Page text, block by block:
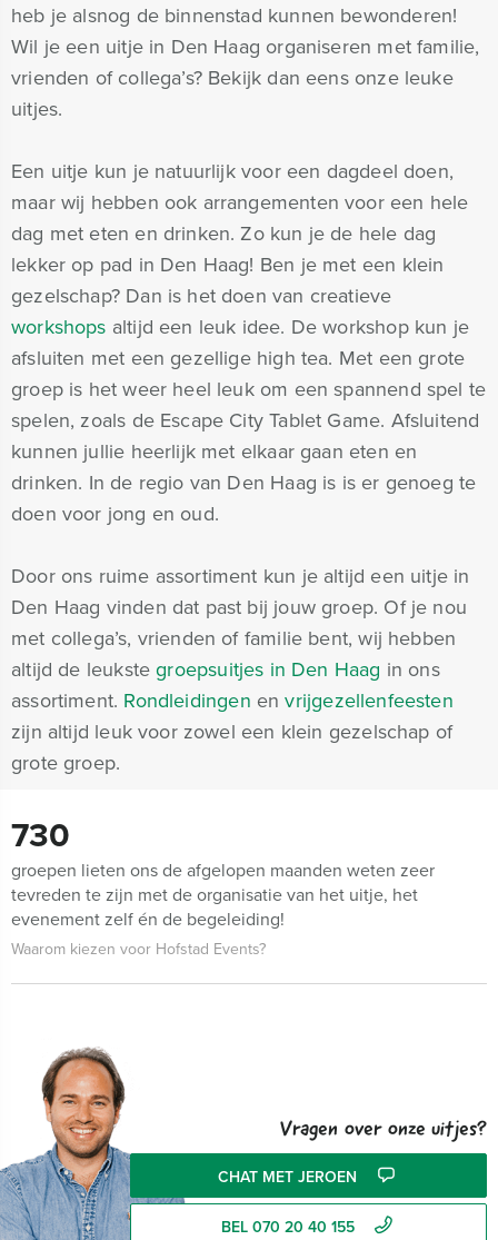
heb je alsnog de binnenstad kunnen bewonderen!
Wil je een uitje in Den Haag organiseren met familie,
vrienden of collega’s? Bekijk dan eens onze leuke
uitjes.
Een uitje kun je natuurlijk voor een dagdeel doen,
maar wij hebben ook arrangementen voor een hele
dag met eten en drinken. Zo kun je de hele dag
lekker op pad in Den Haag! Ben je met een klein
gezelschap? Dan is het doen van creatieve
workshops altijd een leuk idee. De workshop kun je
afsluiten met een gezellige high tea. Met een grote
groep is het weer heel leuk om een spannend spel te
spelen, zoals de Escape City Tablet Game. Afsluitend
kunnen jullie heerlijk met elkaar gaan eten en
drinken. In de regio van Den Haag is is er genoeg te
doen voor jong en oud.
Door ons ruime assortiment kun je altijd een uitje in
Den Haag vinden dat past bij jouw groep. Of je nou
met collega’s, vrienden of familie bent, wij hebben
altijd de leukstegroepsuitjes in Den Haag in ons
assortiment. Rondleidingen envrijgezellenfeesten
zijn altijd leuk voor zowel een klein gezelschap of
grote groep.
730
groepen lieten ons de afgelopen maanden weten zeer
tevreden te zijn met de organisatie van het uitje, het
evenement zelf én de begeleiding!
Waarom kiezen voor Hofstad Events?
Vragen over onze uitjes?
CHAT MET JEROEN
BEL 070 20 40 155